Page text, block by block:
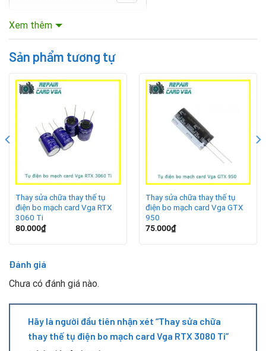
Nguyên nhân tụ điện card RTX 3080 Ti hỏng
bị hỏng:
Nguồn điện chập chờn hoặc sử dụng PSU không đủ công
Card phải hoạt động liên tục trong môi trường nóng bức.
Bụi bẩn và oxi hóa khiến linh kiện giảm tuổi thọ.
Linh kiện xuống cấp theo thời gian sử dụng.
Dấu hiệu nhận biết cần thay tụ điện
Xem thêm
Sản phẩm tương tự
Thay sửa chữa thay thế tụ
điện bo mạch card Vga RTX
3060 Ti
80.000₫
Thay sửa chữa thay thế tụ
điện bo mạch card Vga GTX
950
75.000₫
Đánh giá
Chưa có đánh giá nào.
Hãy là người đầu tiên nhận xét “Thay sửa chữa
thay thế tụ điện bo mạch card Vga RTX 3080 Ti”